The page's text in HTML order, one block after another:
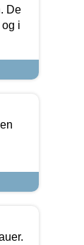
De
i